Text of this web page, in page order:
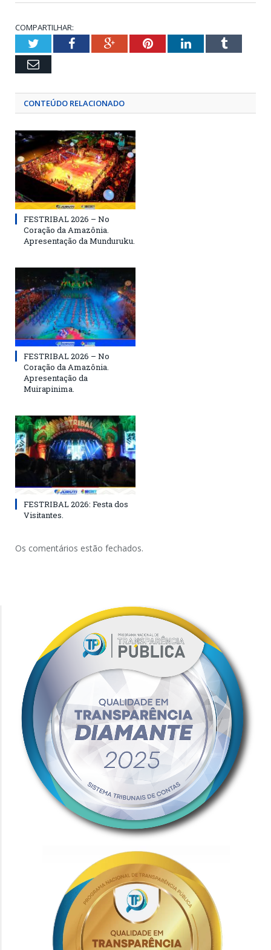
COMPARTILHAR:
TwitterFacebookGoogle+PinterestLinkedInTumblr
Email
CONTEÚDO RELACIONADO
FESTRIBAL 2026 – No
Coração da Amazônia.
Apresentação da Munduruku.
FESTRIBAL 2026 – No
Coração da Amazônia.
Apresentação da
Muirapinima.
FESTRIBAL 2026: Festa dos
Visitantes.
Os comentários estão fechados.